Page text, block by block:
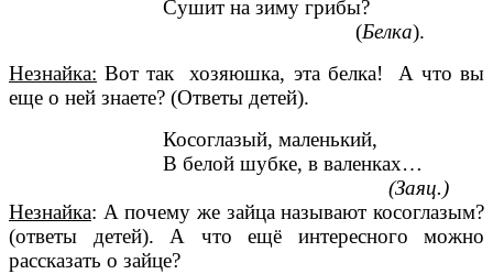
Сушит на зиму грибы?
(Белка).
Незнайка: Вот так хозяюшка, эта белка! А что вы
еще о ней знаете? (Ответы детей).
Косоглазый, маленький,
В белой шубке, в валенках…
(Заяц.)
Незнайка: А почему же зайца называют косоглазым?
(ответы детей). А что ещё интересного можно
рассказать о зайце?